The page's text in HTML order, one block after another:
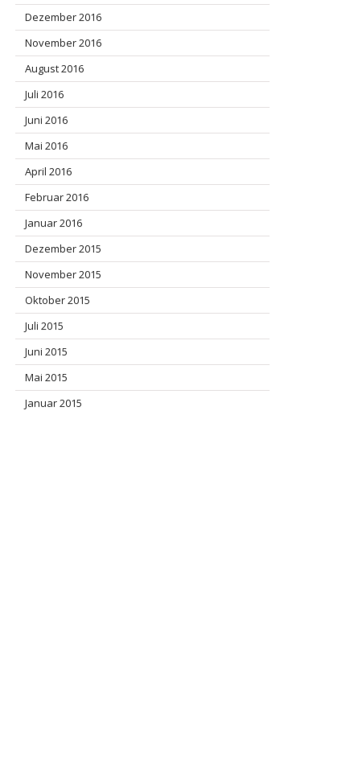
Dezember 2016
November 2016
August 2016
Juli 2016
Juni 2016
Mai 2016
April 2016
Februar 2016
Januar 2016
Dezember 2015
November 2015
Oktober 2015
Juli 2015
Juni 2015
Mai 2015
Januar 2015